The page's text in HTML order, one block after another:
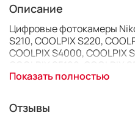
Описание
Цифровые фотокамеры
S210, COOLPIX S220,
COOLPIX S4000, COOLPIX
S60, COOLPIX S600,
Показать полностью
Отзывы